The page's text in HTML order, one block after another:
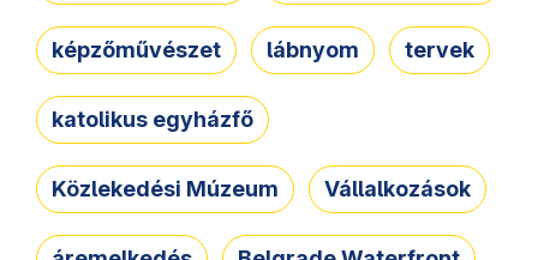
képzőművészet lábnyom tervek
katolikus egyházfő
Közlekedési Múzeum Vállalkozások